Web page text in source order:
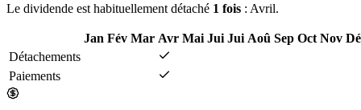
Le dividende est habituellement détaché 1 fois : Avril.
Jan Fév Mar Avr Mai Jui Jui Aoû Sep Oct Nov
Détachements
Paiements